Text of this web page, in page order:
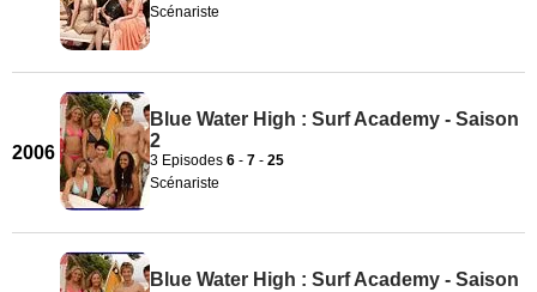
Scénariste
2006
Blue Water High : Surf Academy - Saison
2
3 Episodes 6 - 7 - 25
Scénariste
Blue Water High : Surf Academy - Saison